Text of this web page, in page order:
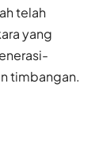
telah
yang
timbangan.